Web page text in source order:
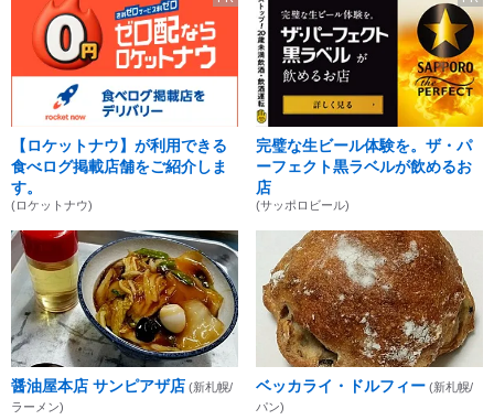
【ロケットナウ】が利用できる
食べログ掲載店舗をご紹介しま
す。
(ロケットナウ)
完璧な生ビール体験を。ザ・パ
ーフェクト黒ラベルが飲めるお
店
(サッポロビール)
醤油屋本店 サンピアザ店 (新札幌/
ラーメン)
ベッカライ・ドルフィー (新札幌/
パン)